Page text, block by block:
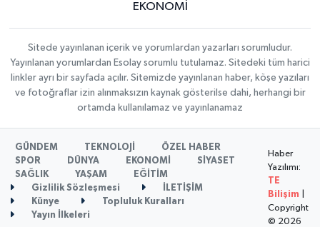
EKONOMİ
Sitede yayınlanan içerik ve yorumlardan yazarları sorumludur.
Yayınlanan yorumlardan Esolay sorumlu tutulamaz. Sitedeki tüm harici
linkler ayrı bir sayfada açılır. Sitemizde yayınlanan haber, köşe yazıları
ve fotoğraflar izin alınmaksızın kaynak gösterilse dahi, herhangi bir
ortamda kullanılamaz ve yayınlanamaz
GÜNDEM TEKNOLOJİ
ÖZEL HABER
SPOR
DÜNYA EKONOMİ
SİYASET
SAĞLIK
YAŞAM
EĞİTİM
Gizlilik Sözleşmesi
İLETİŞİM
Künye
Topluluk Kuralları
Yayın İlkeleri
Haber
Yazılımı:
TE
Bilişim
Copyright
© 2026